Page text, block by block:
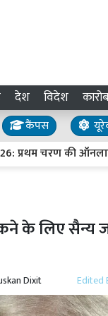
देश विदेश
कैंपस
चरण की ऑनलाइन
के लिए सैन्य
Dixit Edited